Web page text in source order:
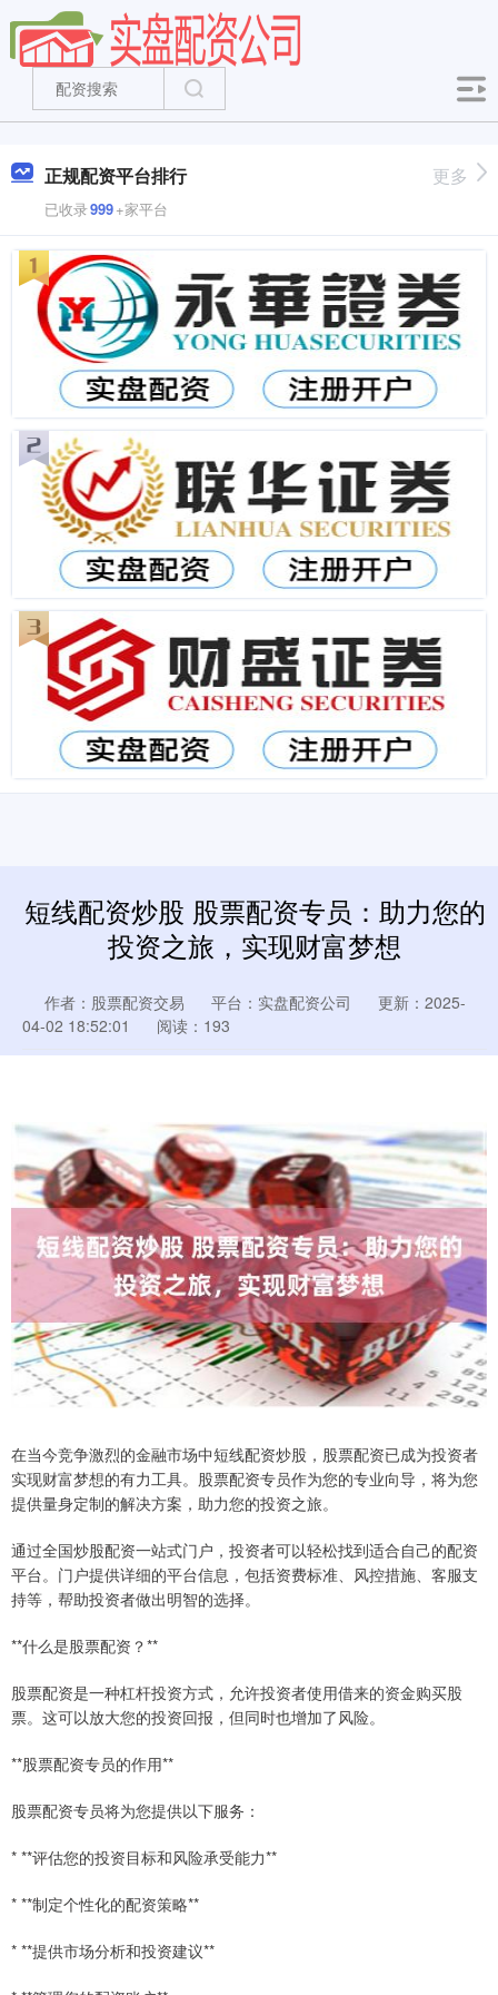
正规配资平台排行
已收录999+家平台
更多
短线配资炒股 股票配资专员：助力您的
投资之旅，实现财富梦想
作者：股票配资交易 平台：实盘配资公司
更新：2025-
04-02 18:52:01
阅读：193
在当今竞争激烈的金融市场中短线配资炒股，股票配资已成为投资者
实现财富梦想的有力工具。股票配资专员作为您的专业向导，将为您
提供量身定制的解决方案，助力您的投资之旅。
通过全国炒股配资一站式门户，投资者可以轻松找到适合自己的配资
平台。门户提供详细的平台信息，包括资费标准、风控措施、客服支
持等，帮助投资者做出明智的选择。
**什么是股票配资？**
股票配资是一种杠杆投资方式，允许投资者使用借来的资金购买股
票。这可以放大您的投资回报，但同时也增加了风险。
**股票配资专员的作用**
股票配资专员将为您提供以下服务：
* **评估您的投资目标和风险承受能力**
* **制定个性化的配资策略**
* **提供市场分析和投资建议**